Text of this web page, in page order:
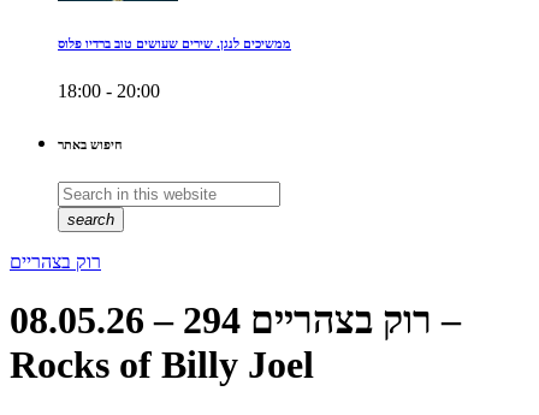
ממשיכים לנגן. שירים שעושים טוב ברדיו פלוס
18:00 - 20:00
חיפוש באתר
search
רוק בצהריים
רוק בצהריים 294 – 08.05.26 –
Rocks of Billy Joel